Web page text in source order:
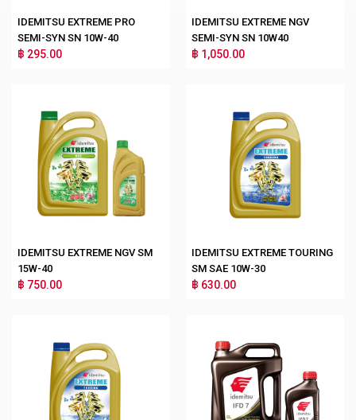
IDEMITSU EXTREME PRO
SEMI-SYN SN 10W-40
฿ 295.00
IDEMITSU EXTREME NGV
SEMI-SYN SN 10W40
฿ 1,050.00
IDEMITSU EXTREME NGV SM
15W-40
฿ 750.00
IDEMITSU EXTREME TOURING
SM SAE 10W-30
฿ 630.00